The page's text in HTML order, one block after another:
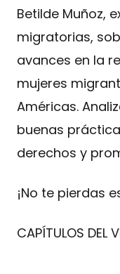
Betilde Muñoz,
migratorias,
avances en la
mujeres
Américas.
buenas
derechos y
¡No te pierdas
CAPÍTULOS DEL